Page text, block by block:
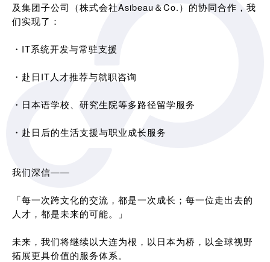
及集团子公司（株式会社Asibeau＆Co.）的协同合作，我
们实现了：
・IT系统开发与常驻支援
・赴日IT人才推荐与就职咨询
・日本语学校、研究生院等多路径留学服务
・赴日后的生活支援与职业成长服务
我们深信——
「每一次跨文化的交流，都是一次成长；每一位走出去的
人才，都是未来的可能。」
未来，我们将继续以大连为根，以日本为桥，以全球视野
拓展更具价值的服务体系。